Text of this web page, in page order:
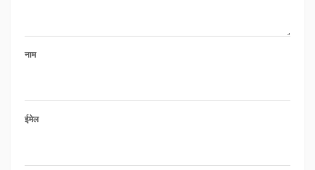
नाम
ईमेल